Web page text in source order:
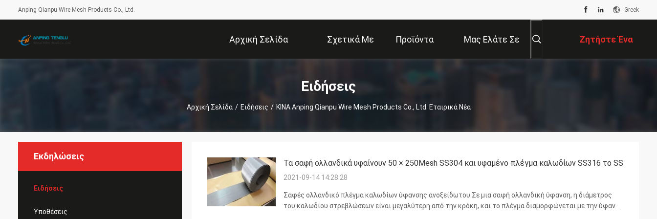
Anping Qianpu Wire Mesh Products Co., Ltd. Greek
Αρχική Σελίδα Σχετικά Με Προϊόντα Μας Ελάτε Σε Ζητήστε Ένα
Απόσπασμα
Ειδήσεις
Αρχική Σελίδα / Ειδήσεις / ΚΙΝΑ Anping Qianpu Wire Mesh Products Co., Ltd. Εταιρικά Νέα
Εκδηλώσεις
Ειδήσεις
Υποθέσεις
Τα σαφή ολλανδικά υφαίνουν 50 × 250Mesh SS304 και υφαμένο πλέγμα καλωδίων SS316 το SS
2021-09-14 14:28:28
Σαφές ολλανδικό πλέγμα καλωδίων ύφανσης ανοξείδωτου Σε μια σαφή ολλανδική ύφανση, η διάμετρος
του καλωδίου στρεβλώσεων είναι μεγαλύτερη από την κρόκη, και το πλέγμα διαμορφώνεται με την ύφανση